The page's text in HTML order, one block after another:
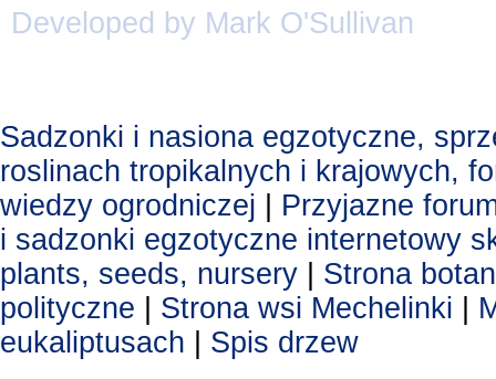
Developed by Mark O'Sullivan
Sadzonki i nasiona egzotyczne,
roslinach tropikalnych i krajowych,
wiedzy ogrodniczej
Przyjazne
i sadzonki egzotyczne internetowy
plants, seeds, nursery
Strona
polityczne
Strona wsi Mechelinki
eukaliptusach
Spis drzew